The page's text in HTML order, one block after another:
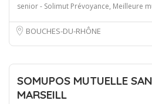
senior - Solimut Prévoyance, Meilleure
BOUCHES-DU-RHÔNE
SOMUPOS MUTUELLE
MARSEILL